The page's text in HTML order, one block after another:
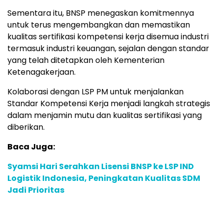
Sementara itu, BNSP menegaskan komitmennya
untuk terus mengembangkan dan memastikan
kualitas sertifikasi kompetensi kerja disemua industri
termasuk industri keuangan, sejalan dengan standar
yang telah ditetapkan oleh Kementerian
Ketenagakerjaan.
Kolaborasi dengan LSP PM untuk menjalankan
Standar Kompetensi Kerja menjadi langkah strategis
dalam menjamin mutu dan kualitas sertifikasi yang
diberikan.
Baca Juga:
Syamsi Hari Serahkan Lisensi BNSP ke LSP IND
Logistik Indonesia, Peningkatan Kualitas SDM
Jadi Prioritas